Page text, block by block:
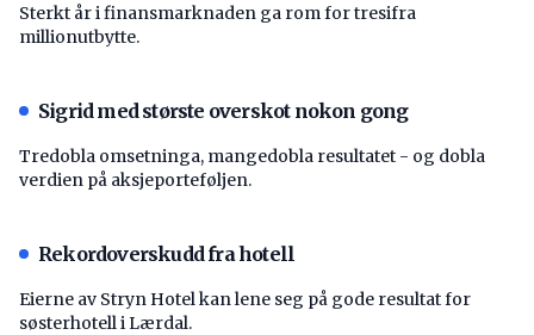
Sterkt år i finansmarknaden ga rom for tresifra
millionutbytte.
Sigrid med største overskot nokon gong
Tredobla omsetninga, mangedobla resultatet - og dobla
verdien på aksjeporteføljen.
Rekordoverskudd fra hotell
Eierne av Stryn Hotel kan lene seg på gode resultat for
søsterhotell i Lærdal.